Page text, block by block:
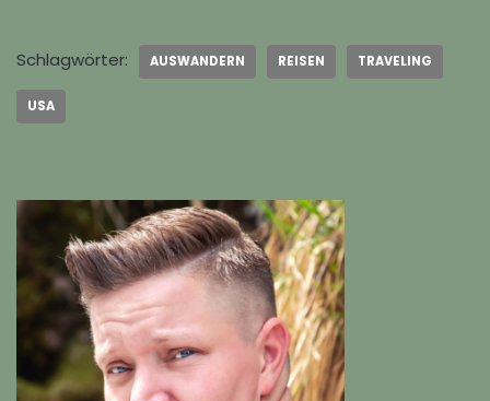
Schlagwörter: AUSWANDERN REISEN TRAVELING
USA